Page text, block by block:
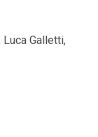
Galletti,